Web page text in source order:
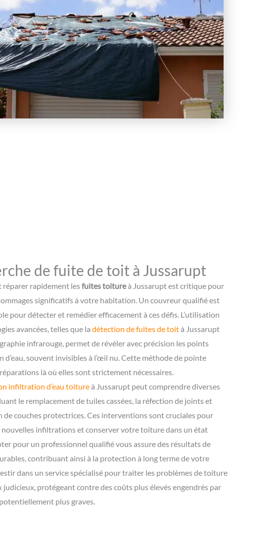
de fuite de toit à Jussarupt
rapidement lesfuites toitureà Jussarupt est critique pour
significatifs à votre habitation. Un couvreur qualifié est
pour détecter et remédier efficacement à ces défis. L’utilisation
avancées, telles que la détection de fuites de toità Jussarupt
infrarouge, permet de révéler avec précision les points
d’eau, souvent invisibles à l’œil nu. Cette méthode de pointe
là où elles sont strictement nécessaires.
infiltration d’eau toitureà Jussarupt peut comprendre diverses
le remplacement de tuiles cassées, la réfection de joints et
de couches protectrices. Ces interventions sont cruciales pour
nouvelles infiltrations et conserver votre toiture dans un état
pour un professionnel qualifié vous assure des résultats de
contribuant ainsi à la protection à long terme de votre
dans un service spécialisé pour traiter les problèmes de toiture
judicieux, protégeant contre des coûts plus élevés engendrés par
plus graves.